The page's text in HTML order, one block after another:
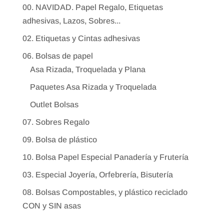
00. NAVIDAD. Papel Regalo, Etiquetas
adhesivas, Lazos, Sobres...
02. Etiquetas y Cintas adhesivas
06. Bolsas de papel
Asa Rizada, Troquelada y Plana
Paquetes Asa Rizada y Troquelada
Outlet Bolsas
07. Sobres Regalo
09. Bolsa de plástico
10. Bolsa Papel Especial Panadería y Frutería
03. Especial Joyería, Orfebrería, Bisutería
08. Bolsas Compostables, y plástico reciclado
CON y SIN asas